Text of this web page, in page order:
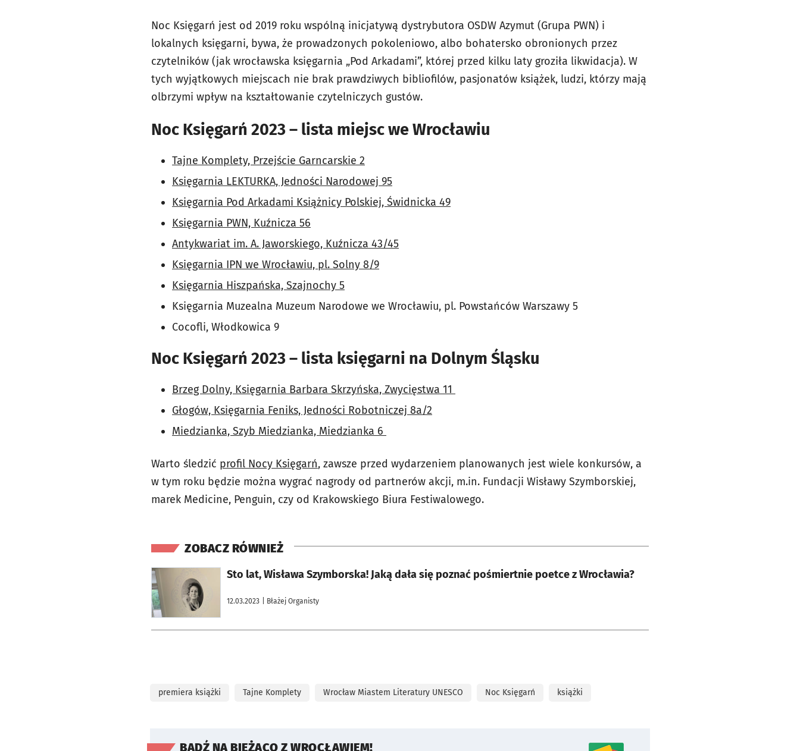
Noc Księgarń jest od 2019 roku wspólną inicjatywą dystrybutora OSDW Azymut (Grupa PWN) i
lokalnych księgarni, bywa, że prowadzonych pokoleniowo, albo bohatersko obronionych przez
czytelników (jak wrocławska księgarnia „Pod Arkadami”, której przed kilku laty groziła likwidacja). W
tych wyjątkowych miejscach nie brak prawdziwych bibliofilów, pasjonatów książek, ludzi, którzy mają
olbrzymi wpływ na kształtowanie czytelniczych gustów.
Noc Księgarń 2023 – lista miejsc we Wrocławiu
Tajne Komplety, Przejście Garncarskie 2
Księgarnia LEKTURKA, Jedności Narodowej 95
Księgarnia Pod Arkadami Książnicy Polskiej, Świdnicka 49
Księgarnia PWN, Kuźnicza 56
Antykwariat im. A. Jaworskiego, Kuźnicza 43/45
Księgarnia IPN we Wrocławiu, pl. Solny 8/9
Księgarnia Hiszpańska, Szajnochy 5
Księgarnia Muzealna Muzeum Narodowe we Wrocławiu, pl. Powstańców Warszawy 5
Cocofli, Włodkowica 9
Noc Księgarń 2023 – lista księgarni na Dolnym Śląsku
Brzeg Dolny, Księgarnia Barbara Skrzyńska, Zwycięstwa 11
Głogów, Księgarnia Feniks, Jedności Robotniczej 8a/2
Miedzianka, Szyb Miedzianka, Miedzianka 6
Warto śledzić profil Nocy Księgarń, zawsze przed wydarzeniem planowanych jest wiele konkursów, a
w tym roku będzie można wygrać nagrody od partnerów akcji, m.in. Fundacji Wisławy Szymborskiej,
marek Medicine, Penguin, czy od Krakowskiego Biura Festiwalowego.
ZOBACZ RÓWNIEŻ
Sto lat, Wisława Szymborska! Jaką dała się poznać pośmiertnie poetce z Wrocławia?
12.03.2023 | Błażej Organisty
otworzy się w nowej karcie
premiera książki Tajne Komplety Wrocław Miastem Literatury UNESCO Noc Księgarń książki
BĄDŹ NA BIEŻĄCO Z WROCŁAWIEM!